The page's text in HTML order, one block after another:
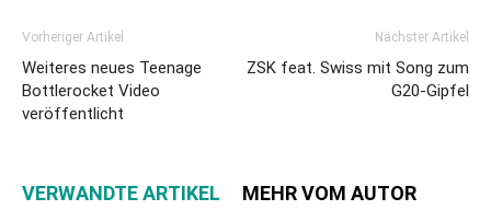
Vorheriger Artikel
Weiteres neues Teenage
Bottlerocket Video
veröffentlicht
Nächster Artikel
ZSK feat. Swiss mit Song zum
G20-Gipfel
VERWANDTE ARTIKEL MEHR VOM AUTOR